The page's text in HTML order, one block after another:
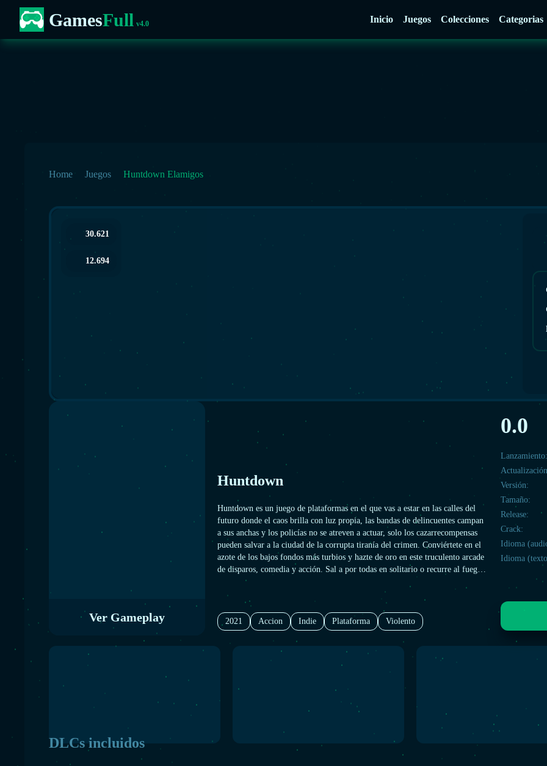
GamesFull v4.0 Inicio Juegos Colecciones Categorias
Home Juegos Huntdown Elamigos
30.621
12.694
Ver Gameplay
Huntdown
Huntdown es un juego de plataformas en el que vas a estar en las calles del
futuro donde el caos brilla con luz propia, las bandas de delincuentes campan
a sus anchas y los policías no se atreven a actuar, solo los cazarrecompensas
pueden salvar a la ciudad de la corrupta tiranía del crimen. Conviértete en el
azote de los bajos fondos más turbios y hazte de oro en este truculento arcade
de disparos, comedia y acción. Sal a por todas en solitario o recurre al fuego
de cobertura para asediar al enemigo mientras corres, saltas y te proteges en
las calles del futuro donde el caos es el rey. No importa que tu colega esté en
la misma habitación que tú o en el extremo opuesto del planeta: liadla parda
desde el sofá con el modo cooperativo o Steam Remote Play.
2021 Accion Indie Plataforma Violento
0.0
Lanzamiento:
Versión:
Tamaño:
Release:
Crack:
Idioma
Idioma
DLCs incluidos